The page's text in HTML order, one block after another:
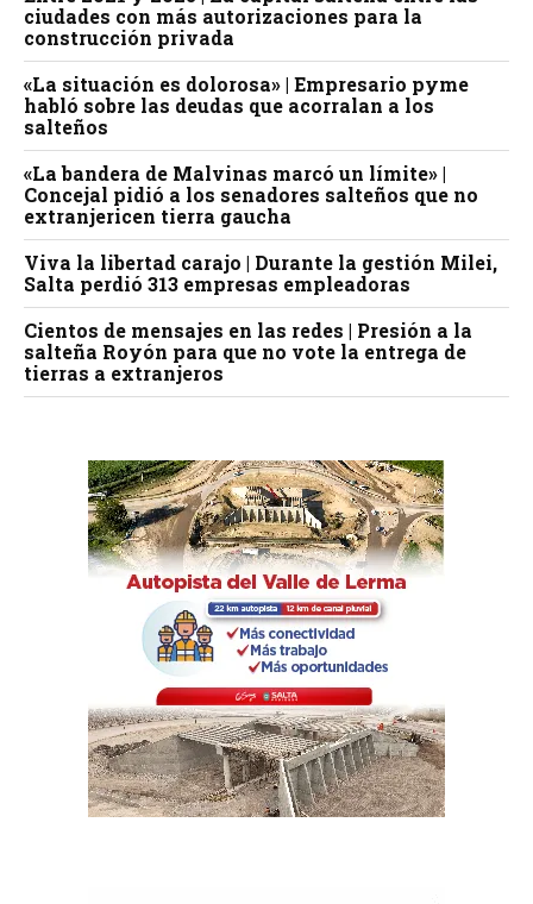
ciudades con más autorizaciones para la
construcción privada
«La situación es dolorosa» | Empresario pyme
habló sobre las deudas que acorralan a los
salteños
«La bandera de Malvinas marcó un límite» |
Concejal pidió a los senadores salteños que no
extranjericen tierra gaucha
Viva la libertad carajo | Durante la gestión Milei,
Salta perdió 313 empresas empleadoras
Cientos de mensajes en las redes | Presión a la
salteña Royón para que no vote la entrega de
tierras a extranjeros